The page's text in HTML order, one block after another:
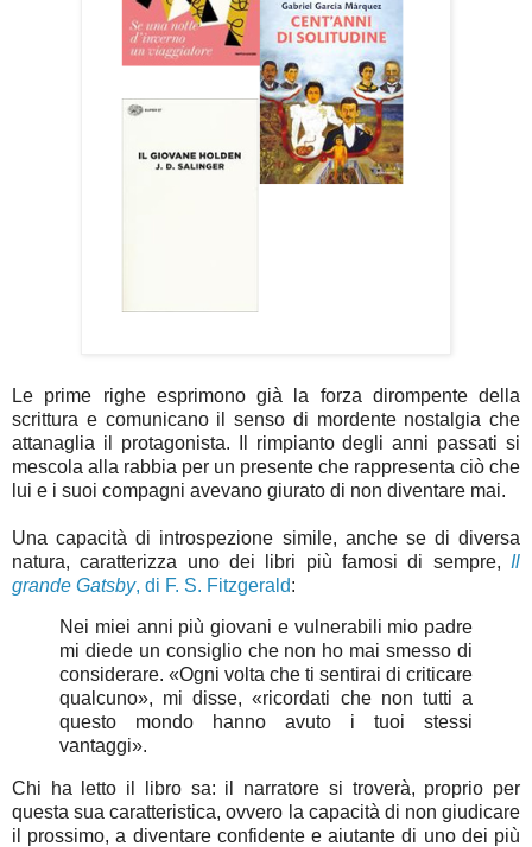
Le prime righe esprimono già la forza dirompente della
scrittura e comunicano il senso di mordente nostalgia che
attanaglia il protagonista. Il rimpianto degli anni passati si
mescola alla rabbia per un presente che rappresenta ciò che
lui e i suoi compagni avevano giurato di non diventare mai.
Una capacità di introspezione simile, anche se di diversa
natura, caratterizza uno dei libri più famosi di sempre, Il
grande Gatsby, di F. S. Fitzgerald:
Nei miei anni più giovani e vulnerabili mio padre
mi diede un consiglio che non ho mai smesso di
considerare. «Ogni volta che ti sentirai di criticare
qualcuno», mi disse, «ricordati che non tutti a
questo mondo hanno avuto i tuoi stessi
vantaggi».
Chi ha letto il libro sa: il narratore si troverà, proprio per
questa sua caratteristica, ovvero la capacità di non giudicare
il prossimo, a diventare confidente e aiutante di uno dei più